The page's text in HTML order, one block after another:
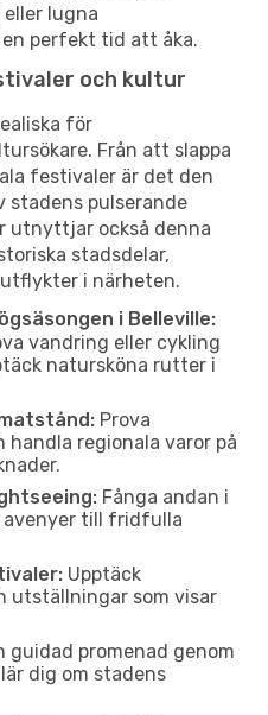
lugna
perfekt tid att åka.
och kultur
för
Från att slappa
festivaler är det den
pulserande
utnyttjar också denna
stadsdelar,
i närheten.
i Belleville:
vandring eller cykling
natursköna rutter i
Prova
handla regionala varor på
Fånga andan i
avenyer till fridfulla
Upptäck
utställningar som visar
guidad promenad genom
dig om stadens